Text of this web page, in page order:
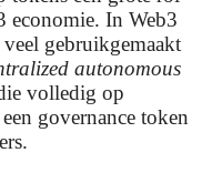
economie. In Web3
gebruikgemaakt
autonomous
volledig op
governance token